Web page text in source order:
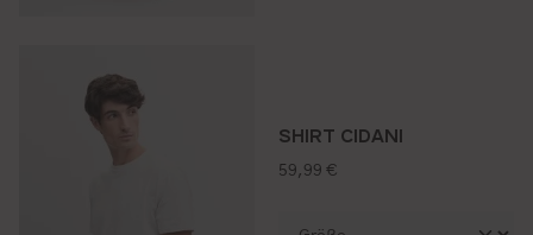
SHIRT CIDANI
regulärer preis:
59,99 €